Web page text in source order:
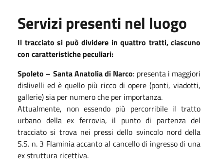
Servizi presenti nel luogo
Il tracciato si può dividere in quattro tratti, ciascuno
con caratteristiche peculiari:
Spoleto – Santa Anatolia di Narco: presenta i maggiori
dislivelli ed è quello più ricco di opere (ponti, viadotti,
gallerie) sia per numero che per importanza.
Attualmente, non essendo più percorribile il tratto
urbano della ex ferrovia, il punto di partenza del
tracciato si trova nei pressi dello svincolo nord della
S.S. n. 3 Flaminia accanto al cancello di ingresso di una
ex struttura ricettiva.